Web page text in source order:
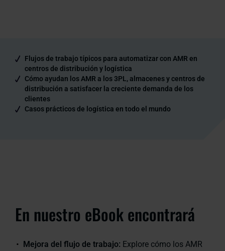
Flujos de trabajo típicos para automatizar con AMR en
centros de distribución y logística
Cómo ayudan los AMR a los 3PL, almacenes y centros de
distribución a satisfacer la creciente demanda de los
clientes
Casos prácticos de logística en todo el mundo
En nuestro eBook encontrará
Mejora del flujo de trabajo: Explore cómo los AMR